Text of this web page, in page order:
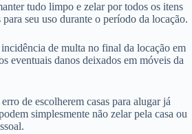
tudo limpo e zelar por todos os itens
seu uso durante o período da locação.
de multa no final da locação em
eventuais danos deixados em móveis da
de escolherem casas para alugar já
simplesmente não zelar pela casa ou